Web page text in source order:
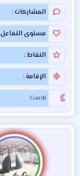
المشاركات
مستوى التفاعل
النقاط
الإقامة
Gardi